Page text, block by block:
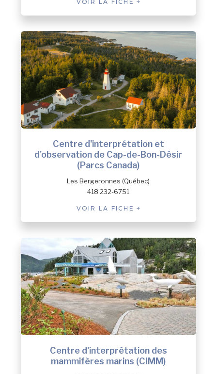
VOIR LA FICHE
Centre d'interprétation et
d'observation de Cap-de-Bon-Désir
(Parcs Canada)
Les Bergeronnes (Québec)
418 232-6751
VOIR LA FICHE
Centre d'interprétation des
mammifères marins (CIMM)